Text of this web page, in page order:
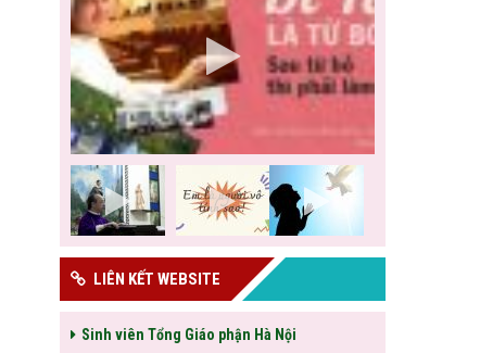
LIÊN KẾT WEBSITE
Sinh viên Tổng Giáo phận Hà Nội